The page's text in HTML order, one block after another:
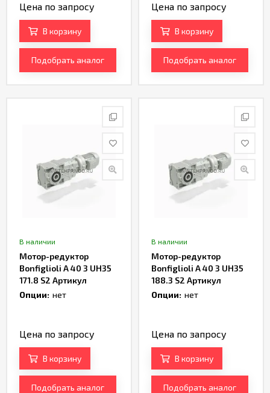
Цена по запросу
В корзину
Подобрать аналог
Цена по запросу
В корзину
Подобрать аналог
В наличии
Мотор-редуктор
Bonfiglioli A 40 3 UH35
171.8 S2 Артикул
TH233189
Опции: нет
Цена по запросу
В корзину
Подобрать аналог
В наличии
Мотор-редуктор
Bonfiglioli A 40 3 UH35
188.3 S2 Артикул
TH233191
Опции: нет
Цена по запросу
В корзину
Подобрать аналог